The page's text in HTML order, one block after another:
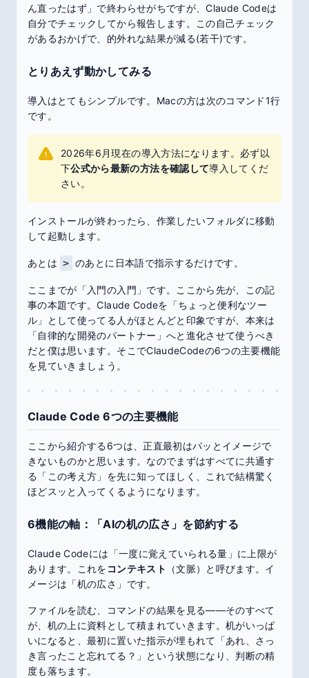
ん直ったはず」で終わらせがちですが、Claude Codeは
自分でチェックしてから報告します。この自己チェック
があるおかげで、的外れな結果が減る(若干)です。
とりあえず動かしてみる
導入はとてもシンプルです。Macの方は次のコマンド1行
です。
2026年6月現在の導入方法になります。必ず以
下公式から最新の方法を確認して導入してくだ
さい。
インストールが終わったら、作業したいフォルダに移動
して起動します。
あとは > のあとに日本語で指示するだけです。
ここまでが「入門の入門」です。ここから先が、この記
事の本題です。Claude Codeを「ちょっと便利なツー
ル」として使ってる人がほとんどと印象ですが、本来は
「自律的な開発のパートナー」へと進化させて使うべき
だと僕は思います。そこでClaudeCodeの6つの主要機能
を見ていきましょう。
Claude Code 6つの主要機能
ここから紹介する6つは、正直最初はパッとイメージで
きないものかと思います。なのでまずはすべてに共通す
る「この考え方」を先に知ってほしく、これで結構驚く
ほどスッと入ってくるようになります。
6機能の軸：「AIの机の広さ」を節約する
Claude Codeには「一度に覚えていられる量」に上限が
あります。これを コンテキスト
（文脈）と呼びます。イ
メージは「机の広さ」です。
ファイルを読む、コマンドの結果を見る——そのすべて
が、机の上に資料として積まれていきます。机がいっぱ
いになると、最初に置いた指示が埋もれて「あれ、さっ
き言ったこと忘れてる？」という状態になり、判断の精
度も落ちます。